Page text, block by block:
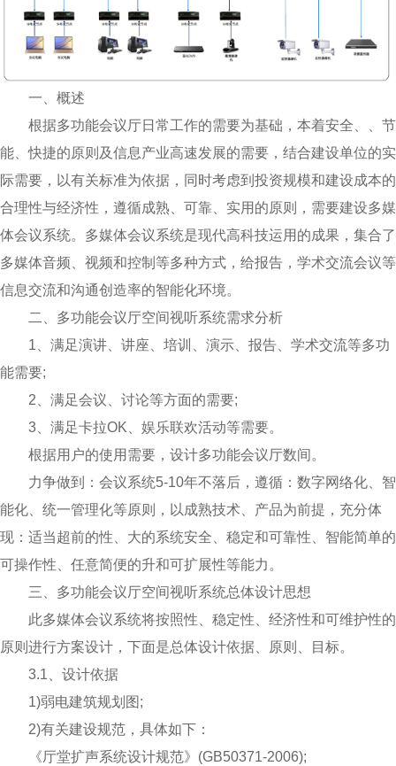
一、概述
根据多功能会议厅日常工作的需要为基础，本着安全、、节
能、快捷的原则及信息产业高速发展的需要，结合建设单位的实
际需要，以有关标准为依据，同时考虑到投资规模和建设成本的
合理性与经济性，遵循成熟、可靠、实用的原则，需要建设多媒
体会议系统。多媒体会议系统是现代高科技运用的成果，集合了
多媒体音频、视频和控制等多种方式，给报告，学术交流会议等
信息交流和沟通创造率的智能化环境。
二、多功能会议厅空间视听系统需求分析
1、满足演讲、讲座、培训、演示、报告、学术交流等多功
能需要;
2、满足会议、讨论等方面的需要;
3、满足卡拉OK、娱乐联欢活动等需要。
根据用户的使用需要，设计多功能会议厅数间。
力争做到：会议系统5-10年不落后，遵循：数字网络化、智
能化、统一管理化等原则，以成熟技术、产品为前提，充分体
现：适当超前的性、大的系统安全、稳定和可靠性、智能简单的
可操作性、任意简便的升和可扩展性等能力。
三、多功能会议厅空间视听系统总体设计思想
此多媒体会议系统将按照性、稳定性、经济性和可维护性的
原则进行方案设计，下面是总体设计依据、原则、目标。
3.1、设计依据
1)弱电建筑规划图;
2)有关建设规范，具体如下：
《厅堂扩声系统设计规范》(GB50371-2006);